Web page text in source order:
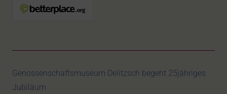
Genossenschaftsmuseum Delitzsch begeht 25jähriges
Jubiläum